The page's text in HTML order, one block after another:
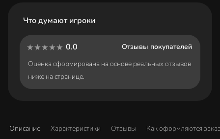
Что думают игроки
0.0
Отзывы покупателей
Оценка сформирована на основе реальных отзывов
ниже на странице.
Описание Характеристики Отзывы Как оформляются